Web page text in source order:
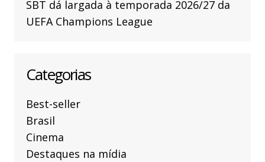
SBT dá largada à temporada 2026/27 da
UEFA Champions League
Categorias
Best-seller
Brasil
Cinema
Destaques na mídia